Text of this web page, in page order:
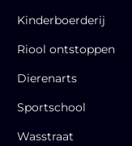
Kinderboerderij
Riool ontstoppen
Dierenarts
Sportschool
Wasstraat